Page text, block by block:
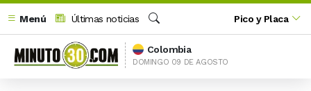
Menú
Últimas noticias
Buscar
Pico y Placa
Colombia
DOMINGO 09 DE AGOSTO